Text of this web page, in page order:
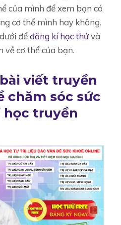
của mình để xem bạn có
cơ thể mình hay không.
đểđăng kí học thửvà
cơ thể của bạn.
viết truyền
chăm sóc sức
học truyền